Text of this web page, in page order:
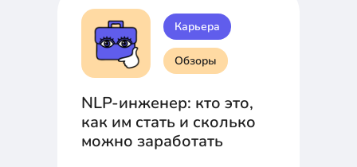
сфере.
Карьера
Обзоры
NLP-инженер: кто это,
как им стать и сколько
можно заработать